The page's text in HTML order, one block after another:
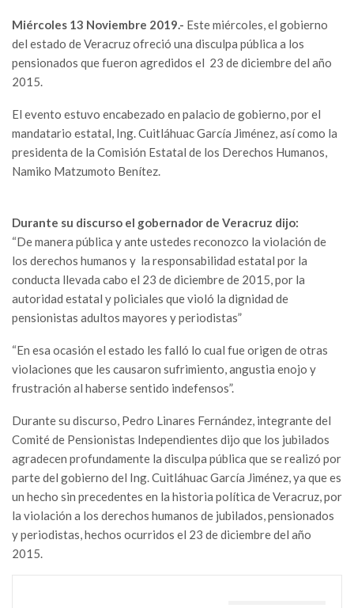
Miércoles 13 Noviembre 2019.- Este miércoles, el gobierno
del estado de Veracruz ofreció una disculpa pública a los
pensionados que fueron agredidos el 23 de diciembre del año
2015.
El evento estuvo encabezado en palacio de gobierno, por el
mandatario estatal, Ing. Cuitláhuac García Jiménez, así como la
presidenta de la Comisión Estatal de los Derechos Humanos,
Namiko Matzumoto Benítez.
Durante su discurso el gobernador de Veracruz dijo:
“De manera pública y ante ustedes reconozco la violación de
los derechos humanos y la responsabilidad estatal por la
conducta llevada cabo el 23 de diciembre de 2015, por la
autoridad estatal y policiales que violó la dignidad de
pensionistas adultos mayores y periodistas”
“En esa ocasión el estado les falló lo cual fue origen de otras
violaciones que les causaron sufrimiento, angustia enojo y
frustración al haberse sentido indefensos”.
Durante su discurso, Pedro Linares Fernández, integrante del
Comité de Pensionistas Independientes dijo que los jubilados
agradecen profundamente la disculpa pública que se realizó por
parte del gobierno del Ing. Cuitláhuac García Jiménez, ya que es
un hecho sin precedentes en la historia política de Veracruz, por
la violación a los derechos humanos de jubilados, pensionados
y periodistas, hechos ocurridos el 23 de diciembre del año
2015.